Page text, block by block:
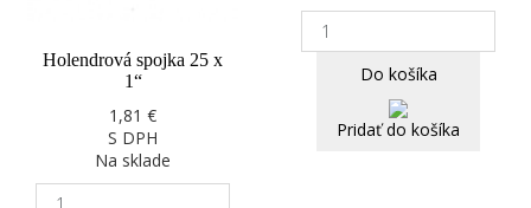
Holendrová spojka 25 x
1“
1,81 €
S DPH
Na sklade
Do košíka
Pridať do košíka